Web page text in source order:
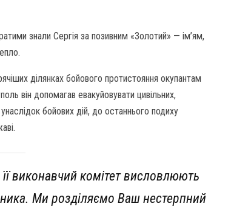
знали Сергія за позивним «Золотий» — ім’ям,
ділянках бойового протистояння окупантам
він допомагав евакуйовувати цивільних,
бойових дій, до останнього подиху
її виконавчий комітет висловлюють
Ми розділяємо Ваш нестерпний